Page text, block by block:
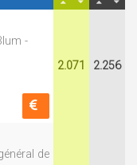
-
2.071 2.256
de